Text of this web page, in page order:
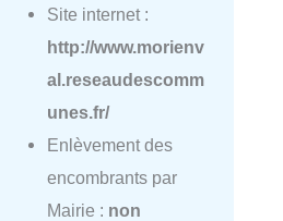
Site internet :
http://www.morienv
al.reseaudescomm
unes.fr/
Enlèvement des
encombrants par
Mairie : non